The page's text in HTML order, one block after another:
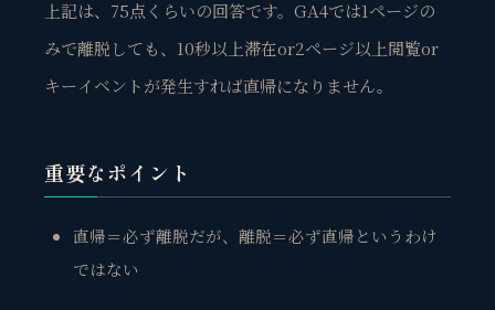
上記は、75点くらいの回答です。GA4では1ページの
みで離脱しても、10秒以上滞在or2ページ以上閲覧or
キーイベントが発生すれば直帰になりません。
重要なポイント
直帰＝必ず離脱だが、離脱＝必ず直帰というわけ
ではない